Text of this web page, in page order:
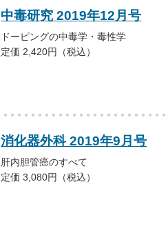
中毒研究 2019年12月号
ドーピングの中毒学・毒性学
定価 2,420円（税込）
消化器外科 2019年9月号
肝内胆管癌のすべて
定価 3,080円（税込）